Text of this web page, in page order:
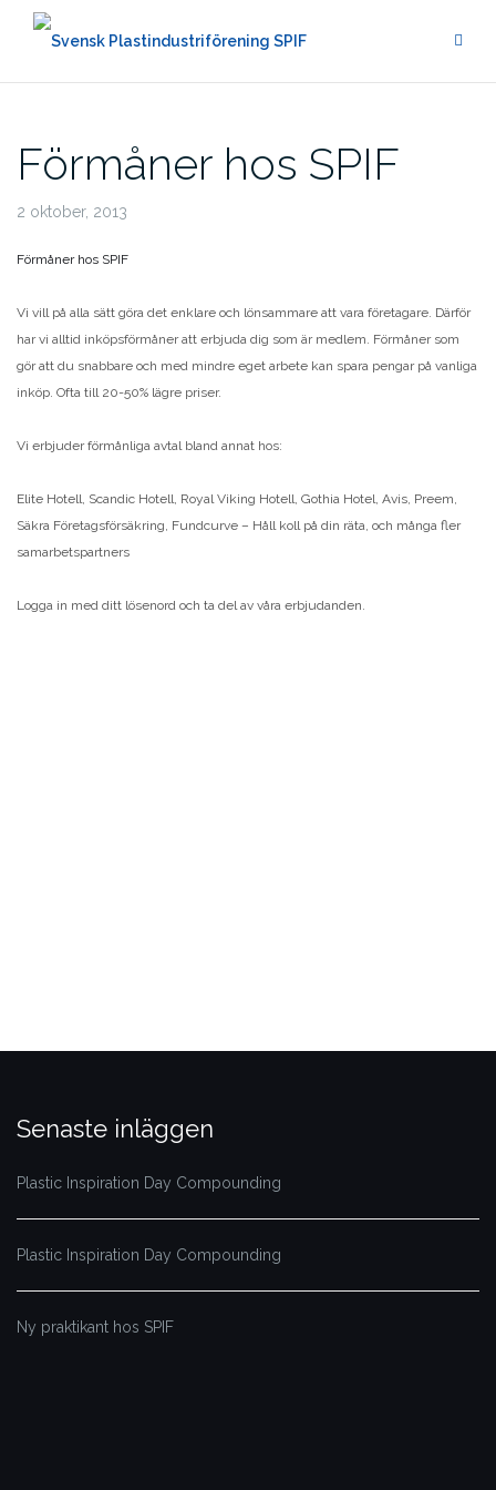
Hoppa
Förmåner hos SPIF
2 oktober, 2013
Förmåner hos SPIF
Vi vill på alla sätt göra det enklare och lönsammare att vara företagare. Därför
har vi alltid inköpsförmåner att erbjuda dig som är medlem. Förmåner som
gör att du snabbare och med mindre eget arbete kan spara pengar på vanliga
inköp. Ofta till 20-50% lägre priser.
Vi erbjuder förmånliga avtal bland annat hos:
Elite Hotell, Scandic Hotell, Royal Viking Hotell, Gothia Hotel, Avis, Preem,
Säkra Företagsförsäkring, Fundcurve – Håll koll på din räta, och många fler
samarbetspartners
Logga in med ditt lösenord och ta del av våra erbjudanden.
Senaste inläggen
Plastic Inspiration Day Compounding
Plastic Inspiration Day Compounding
Ny praktikant hos SPIF